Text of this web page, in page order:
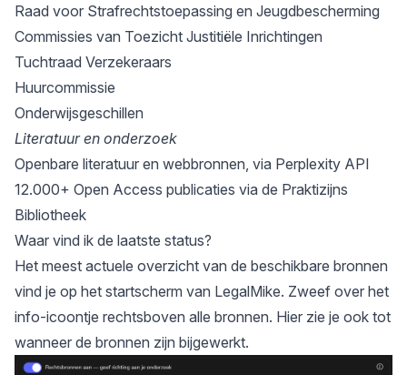
Raad voor Strafrechtstoepassing en Jeugdbescherming
Commissies van Toezicht Justitiële Inrichtingen
Tuchtraad Verzekeraars
Huurcommissie
Onderwijsgeschillen
Literatuur en onderzoek
Openbare literatuur en webbronnen, via Perplexity API
12.000+ Open Access publicaties via de Praktizijns
Bibliotheek
Waar vind ik de laatste status?
Het meest actuele overzicht van de beschikbare bronnen
vind je op het startscherm van LegalMike. Zweef over het
info-icoontje rechtsboven alle bronnen. Hier zie je ook tot
wanneer de bronnen zijn bijgewerkt.